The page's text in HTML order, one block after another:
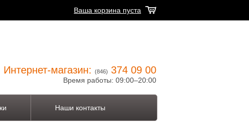
Ваша корзина пуста
Интернет-магазин: (846) 374 09 00
Время работы: 09:00–20:00
Наши контакты